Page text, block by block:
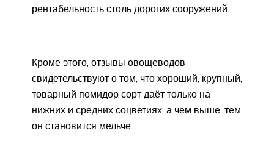
рентабельность столь дорогих сооружений.
Кроме этого, отзывы овощеводов
свидетельствуют о том, что хороший, крупный,
товарный помидор сорт даёт только на
нижних и средних соцветиях, а чем выше, тем
он становится мельче.